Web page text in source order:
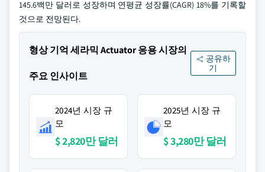
145.6백만 달러로 성장하며 연평균 성장률(CAGR) 18%를 기록할
것으로 전망된다.
형상 기억 세라믹 Actuator 응용 시장의
주요 인사이트
공유하
기
2024년 시장 규
모
$ 2,820만 달러
2025년 시장 규
모
$ 3,280만 달러